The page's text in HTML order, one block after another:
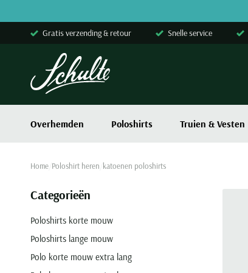
Gratis verzending & retour Snelle service
Overhemden Poloshirts Truien & Vesten
Home Poloshirt heren katoenen poloshirts
Categorieën
Poloshirts korte mouw
Poloshirts lange mouw
Polo korte mouw extra lang